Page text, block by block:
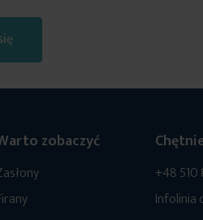
zobaczyć
+48 510
Infolinia